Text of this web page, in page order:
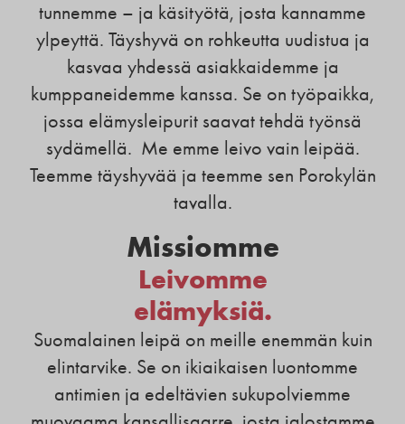
tunnemme – ja käsityötä, josta kannamme
ylpeyttä. Täyshyvä on rohkeutta uudistua ja
kasvaa yhdessä asiakkaidemme ja
kumppaneidemme kanssa. Se on työpaikka,
jossa elämysleipurit saavat tehdä työnsä
sydämellä. Me emme leivo vain leipää.
Teemme täyshyvää ja teemme sen Porokylän
tavalla.
Missiomme
Leivomme
elämyksiä.
Suomalainen leipä on meille enemmän kuin
elintarvike. Se on ikiaikaisen luontomme
antimien ja edeltävien sukupolviemme